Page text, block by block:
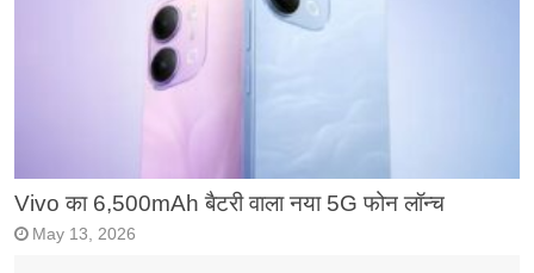
Vivo का 6,500mAh बैटरी वाला नया 5G फोन लॉन्च
May 13, 2026